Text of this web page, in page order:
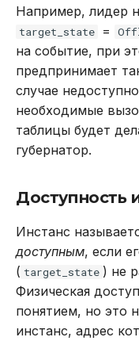
Например, лидер
target_state =
на событие, при
предпринимает
случае
необходимые
таблицы будет
губернатор.
Доступность
Инстанс
доступным, если
( target_state ) не
Физическая
понятием, но это
инстанс, адрес